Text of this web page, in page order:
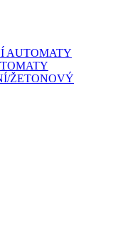
AUTOMATY
ŽETONOVÝ